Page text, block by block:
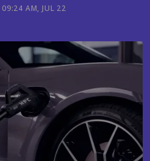
09:24 AM, JUL 22